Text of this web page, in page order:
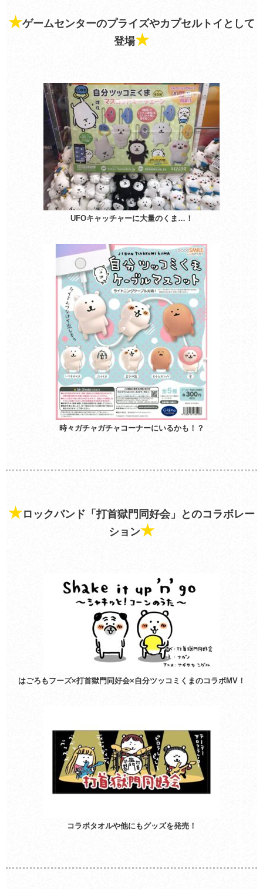
★ゲームセンターのプライズやカプセルトイとして
登場★
UFOキャッチャーに大量のくま…！
時々ガチャガチャコーナーにいるかも！？
★ロックバンド「打首獄門同好会」とのコラボレー
ション★
はごろもフーズ×打首獄門同好会×自分ツッコミくまのコラボMV！
コラボタオルや他にもグッズを発売！